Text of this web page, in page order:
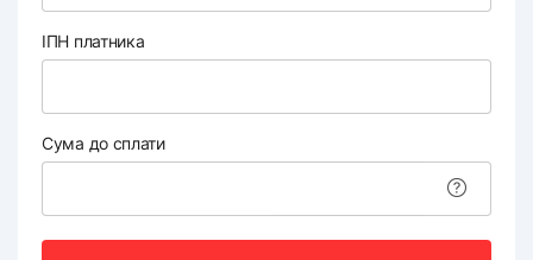
ІПН платника
Сума до сплати